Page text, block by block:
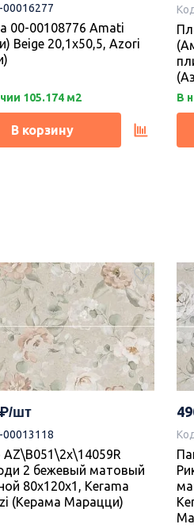
00016277
00-00108776 Amati
Beige 20,1х50,5, Azori
105.174 м2
В корзину
В
00020823
00-00110186 Castle
20,1х50,5, Azori
В корзину
Код
В
00013118
AZ\B051\2x\14059R
2 бежевый матовый
80x120x1, Kerama
(Керама Марацци)